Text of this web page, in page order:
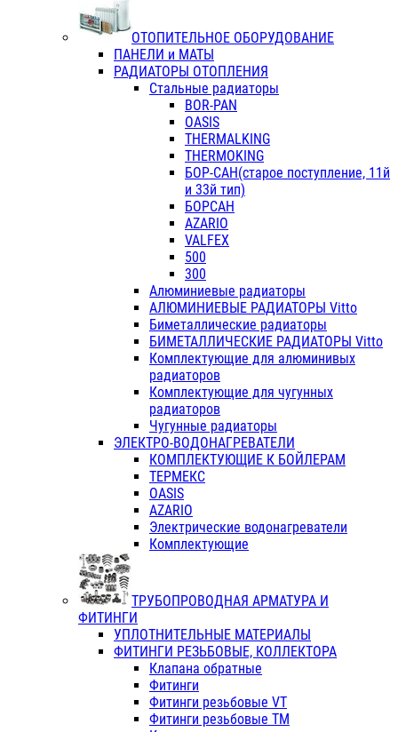
ОТОПИТЕЛЬНОЕ ОБОРУДОВАНИЕ
ПАНЕЛИ и МАТЫ
РАДИАТОРЫ ОТОПЛЕНИЯ
Стальные радиаторы
BOR-PAN
OASIS
THERMALKING
THERMOKING
БОР-САН(старое поступление, 11й
и 33й тип)
БОРСАН
AZARIO
VALFEX
500
300
Алюминиевые радиаторы
АЛЮМИНИЕВЫЕ РАДИАТОРЫ Vitto
Биметаллические радиаторы
БИМЕТАЛЛИЧЕСКИЕ РАДИАТОРЫ Vitto
Комплектующие для алюминивых
радиаторов
Комплектующие для чугунных
радиаторов
Чугунные радиаторы
ЭЛЕКТРО-ВОДОНАГРЕВАТЕЛИ
КОМПЛЕКТУЮЩИЕ К БОЙЛЕРАМ
ТЕРМЕКС
OASIS
AZARIO
Электрические водонагреватели
Комплектующие
ТРУБОПРОВОДНАЯ АРМАТУРА И
ФИТИНГИ
УПЛОТНИТЕЛЬНЫЕ МАТЕРИАЛЫ
ФИТИНГИ РЕЗЬБОВЫЕ, КОЛЛЕКТОРА
Клапана обратные
Фитинги
Фитинги резьбовые VT
Фитинги резьбовые ТМ